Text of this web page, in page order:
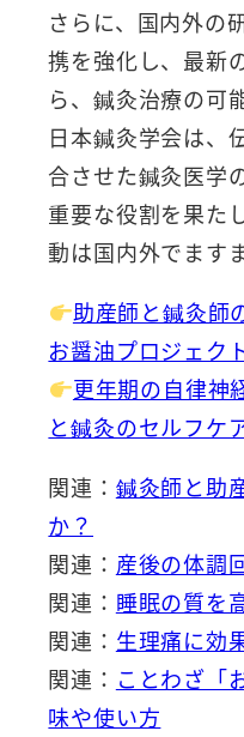
さらに、国内外の
携を強化し、最新
ら、鍼灸治療の可
日本鍼灸学会は、
合させた鍼灸医学
重要な役割を果た
動は国内外でます
助産師と鍼灸師
お醤油プロジェク
更年期の自律神
と鍼灸のセルフケ
関連： 鍼灸師と助
か？
関連： 産後の体調
関連： 睡眠の質を
関連： 生理痛に効
関連： ことわざ「
味や使い方